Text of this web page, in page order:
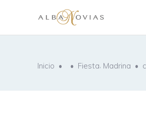
Inicio • • Fiesta, Madrina •